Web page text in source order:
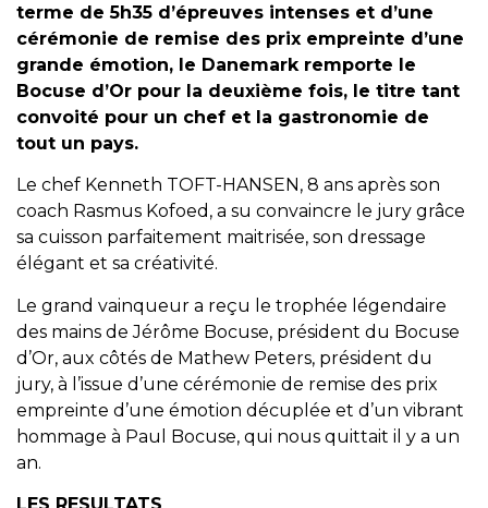
terme de 5h35 d’épreuves intenses et d’une
cérémonie de remise des prix empreinte d’une
grande émotion, le Danemark remporte le
Bocuse d’Or pour la deuxième fois, le titre tant
convoité pour un chef et la gastronomie de
tout un pays.
Le chef Kenneth TOFT-HANSEN, 8 ans après son
coach Rasmus Kofoed, a su convaincre le jury grâce
sa cuisson parfaitement maitrisée, son dressage
élégant et sa créativité.
Le grand vainqueur a reçu le trophée légendaire
des mains de Jérôme Bocuse, président du Bocuse
d’Or, aux côtés de Mathew Peters, président du
jury, à l’issue d’une cérémonie de remise des prix
empreinte d’une émotion décuplée et d’un vibrant
hommage à Paul Bocuse, qui nous quittait il y a un
an.